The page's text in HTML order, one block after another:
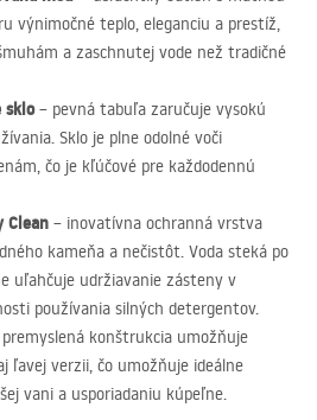
výnimočné teplo, eleganciu a prestíž,
a zaschnutej vode než tradičné
sklo– pevná tabuľa zaručuje vysokú
Sklo je plne odolné voči
čo je kľúčové pre každodennú
Clean – inovatívna ochranná vrstva
kameňa a nečistôt. Voda steká po
uľahčuje udržiavanie zásteny v
používania silných detergentov.
konštrukcia umožňuje
ľavej verzii, čo umožňuje ideálne
vani a usporiadaniu kúpeľne.